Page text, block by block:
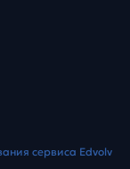
сервиса Edvolv